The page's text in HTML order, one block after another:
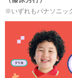
※いずれもパナソニッ